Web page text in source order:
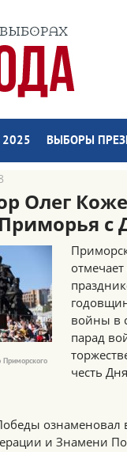
ВЫБОРЫ
Олег
с
Приморского
войны в
парад
честь
ознаменовал
и Знамени